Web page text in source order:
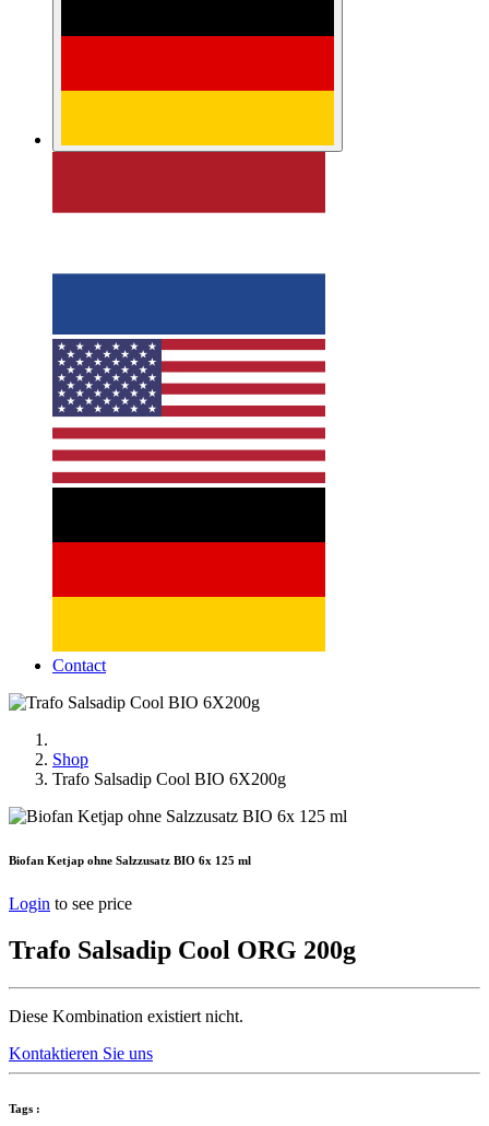
Contact
Shop
Trafo Salsadip Cool BIO 6X200g
Biofan Ketjap ohne Salzzusatz BIO 6x 125 ml
Login to see price
Trafo Salsadip Cool ORG 200g
Diese Kombination existiert nicht.
Kontaktieren Sie uns
Tags :